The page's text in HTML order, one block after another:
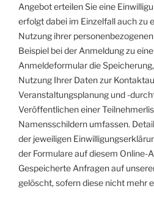
Angebot erteilen Sie eine
erfolgt dabei im Einzelfall auch zu
Nutzung ihrer
Beispiel bei der Anmeldung zu
Anmeldeformular die
Nutzung Ihrer Daten zur
Veranstaltungsplanung und -
Veröffentlichen einer
Namensschildern umfassen.
der jeweiligen
der Formulare auf diesem Online-
Gespeicherte Anfragen auf
gelöscht, sofern diese nicht mehr